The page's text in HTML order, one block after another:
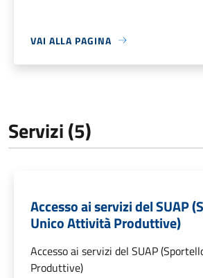
VAI ALLA PAGINA
Servizi (5)
Accesso ai servizi del SUAP
Unico Attività Produttive)
Accesso ai servizi del SUAP
Produttive)